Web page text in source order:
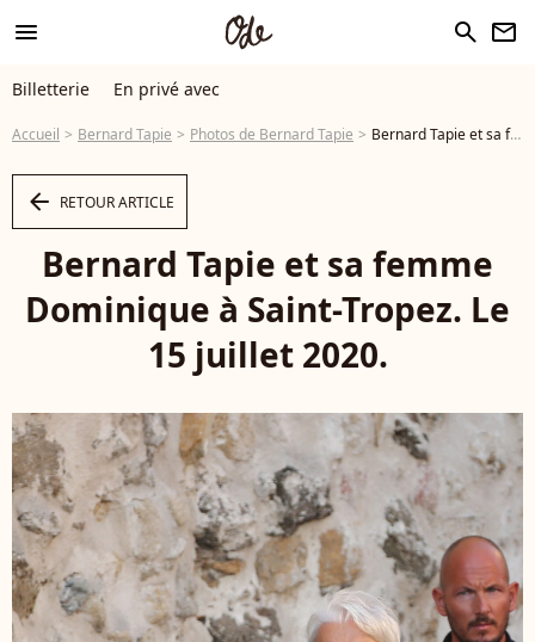
menu search newsletter
Billetterie En privé avec
Accueil Bernard Tapie Photos de Bernard Tapie Bernard Tapie et sa femme Dominique à Saint-Tropez. Le 15 juillet 2020. - Photo
arrow_left RETOUR ARTICLE
Bernard Tapie et sa femme
Dominique à Saint-Tropez. Le
15 juillet 2020.